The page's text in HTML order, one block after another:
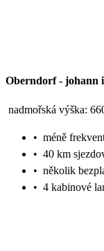
Oberndorf- johann
nadmořská výška:
• méně
• 40 km
• několik
• 4 kabinové